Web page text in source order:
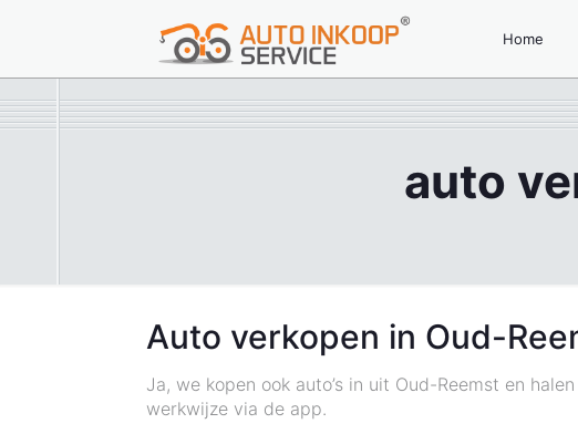
Home
auto
Auto verkopen in Oud-
Ja, we kopen ook auto’s in uit Oud-Reemst en
werkwijze via de app.